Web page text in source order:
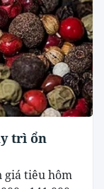
trì ổn
giá tiêu hôm